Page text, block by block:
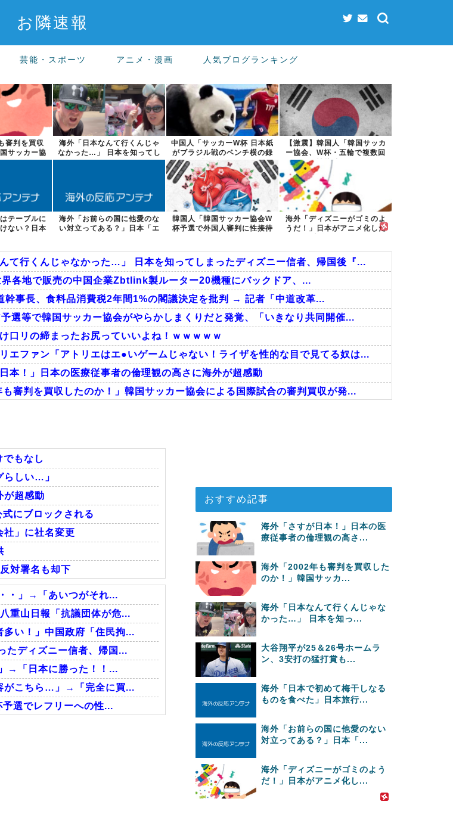
お隣速報
芸能・スポーツ アニメ・漫画 人気ブログランキング
審判を買収
サッカー協
国...
海外「日本なんて行くんじゃ
なかった…」 日本を知ってし
まったディ...
中国人「サッカーW杯 日本紙
がブラジル戦のベンチ横の録
音を公開」...
【激震】韓国人「韓国サッカ
ー協会、W杯・五輪で複数回
の性接待を行...
テーブルに
ない？日本
海外「お前らの国に他愛のな
い対立ってある？」日本「エ
韓国人「韓国サッカー協会W
杯予選で外国人審判に性接待
海外「ディズニーがゴミのよ
うだ！」日本がアニメ化した
て行くんじゃなかった…」 日本を知ってしまったディズニー信者、帰国後『...
界各地で販売の中国企業Zbtlink製ルーター20機種にバックドア、...
幹事長、食料品消費税2年間1%の閣議決定を批判 → 記者「中道改革...
選等で韓国サッカー協会がやらかしまくりだと発覚、「いきなり共同開催...
け口リの締まったお尻っていいよね！ｗｗｗｗｗ
リエファン「アトリエはエ●いゲームじゃない！ライザを性的な目で見てる奴は...
本！」日本の医療従事者の倫理観の高さに海外が超感動
審判を買収したのか！」韓国サッカー協会による国際試合の審判買収が発...
W杯は?」韓国サッカーに衝撃的不祥事！W杯予選でレフリーへの不適切...
相互RSS
もなし
らしい…」
が超感動
にブロックされる
社」に社名変更
対署名も却下
・」→「あいつがそれ...
重山日報「抗議団体が危...
い！」中国政府「住民拘...
たディズニー信者、帰国...
→「日本に勝った！！...
がこちら…」→「完全に買...
選でレフリーへの性...
おすすめ記事
海外「さすが日本！」日本の医
療従事者の倫理観の高さ...
海外「2002年も審判を買収した
のか！」韓国サッカ...
海外「日本なんて行くんじゃな
かった…」 日本を知っ...
大谷翔平が25＆26号ホームラ
ン、3安打の猛打賞も...
海外「日本で初めて梅干しなる
ものを食べた」日本旅行...
海外「お前らの国に他愛のない
対立ってある？」日本「...
海外「ディズニーがゴミのよう
だ！」日本がアニメ化し...